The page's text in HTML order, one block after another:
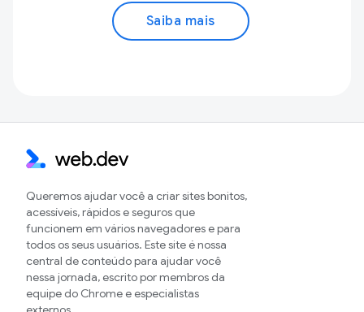
Saiba mais
Queremos ajudar você a criar sites bonitos,
acessíveis, rápidos e seguros que
funcionem em vários navegadores e para
todos os seus usuários. Este site é nossa
central de conteúdo para ajudar você
nessa jornada, escrito por membros da
equipe do Chrome e especialistas